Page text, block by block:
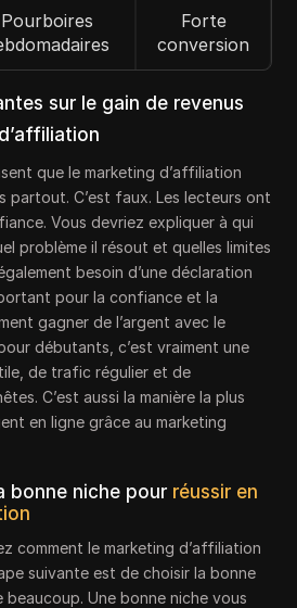
Pourboires
Forte
conversion
sur le gain de revenus
que le marketing d’affiliation
partout. C’est faux. Les lecteurs ont
Vous devriez expliquer à qui
problème il résout et quelles limites
besoin d’une déclaration
pour la confiance et la
gagner de l’argent avec le
débutants, c’est vraiment une
de trafic régulier et de
C’est aussi la manière la plus
en ligne grâce au marketing
bonne niche pour réussir en
comment le marketing d’affiliation
suivante est de choisir la bonne
beaucoup. Une bonne niche vous